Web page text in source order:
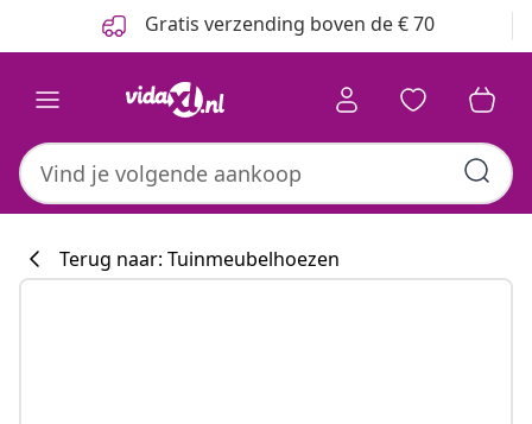
Gratis verzending boven de € 70
Terug naar: Tuinmeubelhoezen